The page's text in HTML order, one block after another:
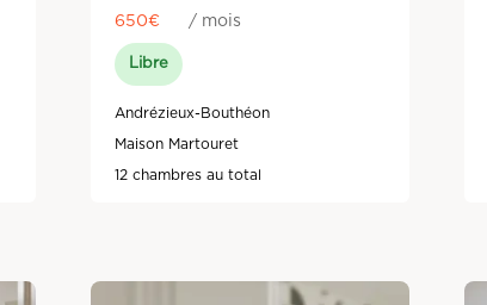
650€ / mois
Libre
Andrézieux-Bouthéon
Maison Martouret
12 chambres au total